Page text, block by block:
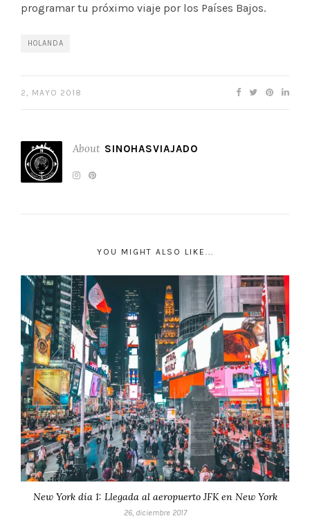
programar tu próximo viaje por los Países Bajos.
HOLANDA
2, MAYO 2018
About SINOHASVIAJADO
YOU MIGHT ALSO LIKE...
New York día 1: Llegada al aeropuerto JFK en New York
26, diciembre 2017